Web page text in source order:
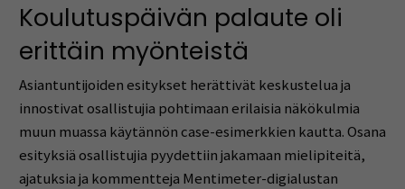
Koulutuspäivän palaute oli
erittäin myönteistä
Asiantuntijoiden esitykset herättivät keskustelua ja
innostivat osallistujia pohtimaan erilaisia näkökulmia
muun muassa käytännön case-esimerkkien kautta. Osana
esityksiä osallistujia pyydettiin jakamaan mielipiteitä,
ajatuksia ja kommentteja Mentimeter-digialustan